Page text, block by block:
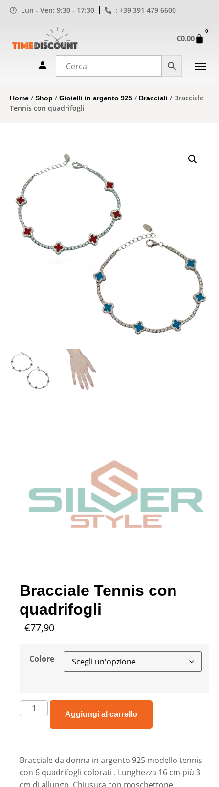
Lun - Ven: 9:30 - 17:30 : +39 391 479 6600
€0,00
0
Home /Shop /Gioielli in argento 925 / Bracciali / Bracciale
Tennis con quadrifogli
Bracciale Tennis con
quadrifogli
€77,90
Colore
Aggiungi al carrello
Bracciale da donna in argento 925 modello tennis
con 6 quadrifogli colorati . Lunghezza 16 cm più 3
cm di allungo. Chiusura con moschettone